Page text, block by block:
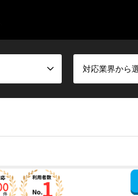
対応業界から